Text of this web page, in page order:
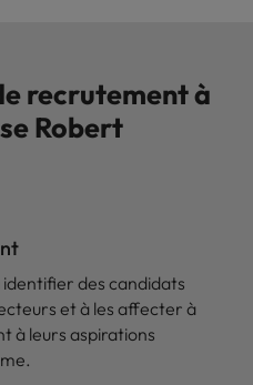
recrutement à
Robert
des candidats
et à les affecter à
à leurs aspirations